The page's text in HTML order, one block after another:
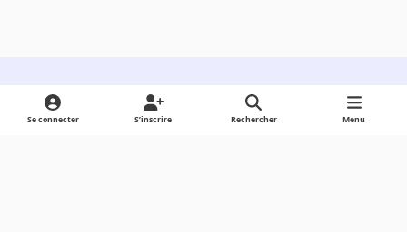
Light ModeDark ModeSystem Preference
Se connecter S’inscrire Rechercher Menu